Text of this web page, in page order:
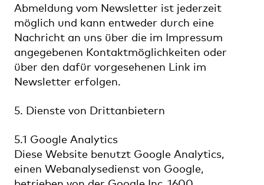
Abmeldung vom Newsletter ist jederzeit
möglich und kann entweder durch eine
Nachricht an uns über die im Impressum
angegebenen Kontaktmöglichkeiten oder
über den dafür vorgesehenen Link im
Newsletter erfolgen.
5. Dienste von Drittanbietern
5.1 Google Analytics
Diese Website benutzt Google Analytics,
einen Webanalysedienst von Google,